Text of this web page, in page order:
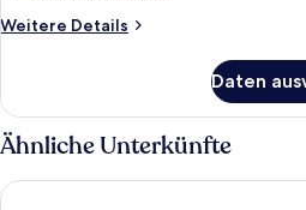
Weitere Details
Weitere
Daten
Ähnliche Unterkünfte
Parc Hotel Germano Suites